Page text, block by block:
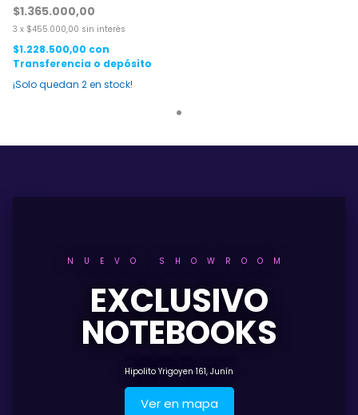
$1.365.000,00
3 x $455.000,00 sin interés
$1.228.500,00 con
Transferencia o depósito
¡Solo quedan 2en stock!
NUEVO SHOWROOM
EXCLUSIVO
NOTEBOOKS
Hipolito Yrigoyen 161, Junín
Ver en mapa